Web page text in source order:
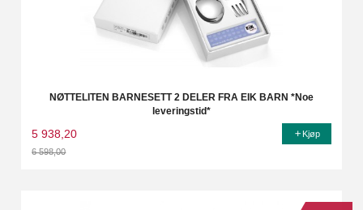
NØTTELITEN BARNESETT 2 DELER FRA EIK BARN *Noe
leveringstid*
5 938,20
6 598,00
Kjøp